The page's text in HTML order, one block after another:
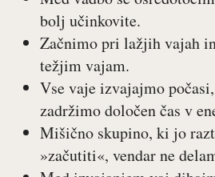
bolj učinkovite.
Začnimo pri lažjih vajah
težjim vajam.
Vse vaje izvajajmo
zadržimo določen čas v
Mišično skupino, ki jo
»začutiti«, vendar ne